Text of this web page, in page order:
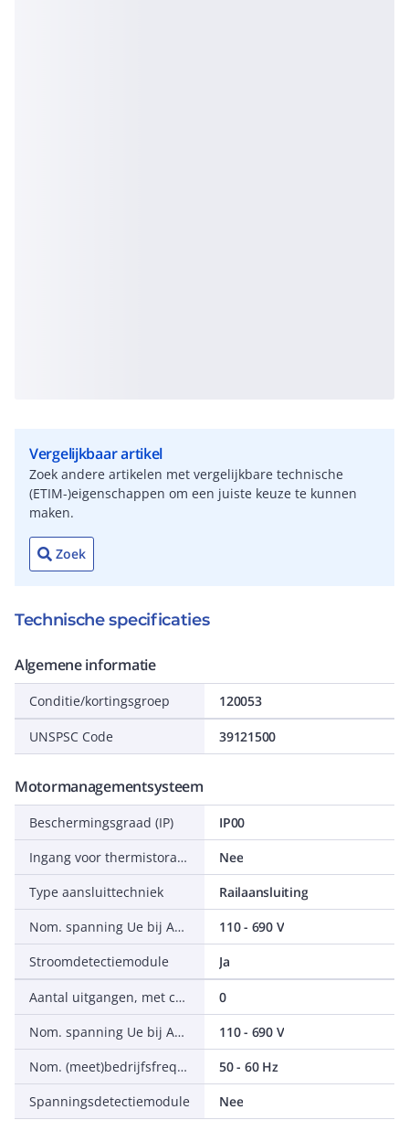
Vergelijkbaar artikel
Zoek andere artikelen met vergelijkbare technische
(ETIM-)eigenschappen om een juiste keuze te kunnen
maken.
Zoek
Technische specificaties
Algemene informatie
Conditie/kortingsgroep 120053
UNSPSC Code 39121500
Motormanagementsysteem
Beschermingsgraad (IP)
IP00
Ingang voor thermistoraansluiting
Nee
Type aansluittechniek
Railaansluiting
Nom. spanning Ue bij AC 60 Hz
110 - 690 V
Stroomdetectiemodule
Ja
Aantal uitgangen, met contact
0
Nom. spanning Ue bij AC 50 Hz
110 - 690 V
Nom. (meet)bedrijfsfrequentie
50 - 60 Hz
Spanningsdetectiemodule
Nee